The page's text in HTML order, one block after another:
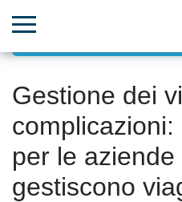
Gestione dei
complicazioni:
per le aziende
gestiscono